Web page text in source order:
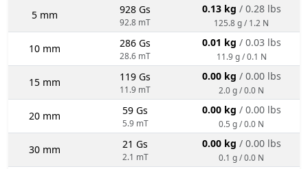
5 mm 928 Gs
92.8 mT
0.13 kg / 0.28 lbs
125.8 g / 1.2 N
10 mm 286 Gs
28.6 mT
0.01 kg / 0.03 lbs
11.9 g / 0.1 N
15 mm 119 Gs
11.9 mT
0.00 kg / 0.00 lbs
2.0 g / 0.0 N
20 mm 59 Gs
5.9 mT
0.00 kg / 0.00 lbs
0.5 g / 0.0 N
30 mm 21 Gs
2.1 mT
0.00 kg / 0.00 lbs
0.1 g / 0.0 N